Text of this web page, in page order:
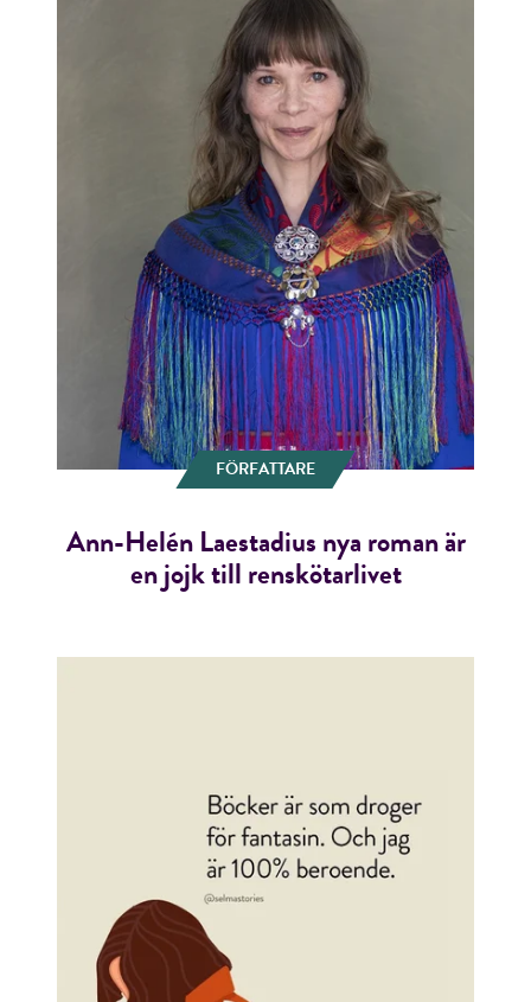
FÖRFATTARE
Ann-Helén Laestadius nya roman är
en jojk till renskötarlivet